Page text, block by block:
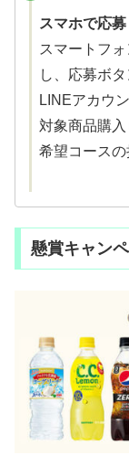
スマホで応募
スマートフ
し、応募ボ
LINEアカウ
対象商品購
希望コースの
懸賞キャン